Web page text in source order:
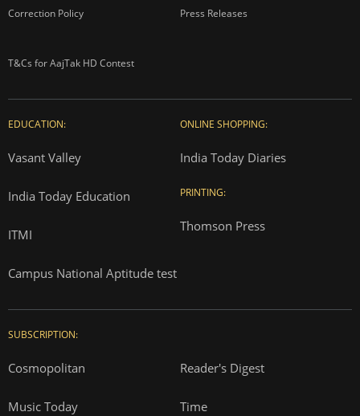
Correction Policy Press Releases
T&Cs for AajTak HD Contest
EDUCATION:
Vasant Valley
India Today Education
ITMI
Campus National Aptitude test
ONLINE SHOPPING:
India Today Diaries
PRINTING:
Thomson Press
SUBSCRIPTION:
Cosmopolitan Reader's Digest
Music Today Time